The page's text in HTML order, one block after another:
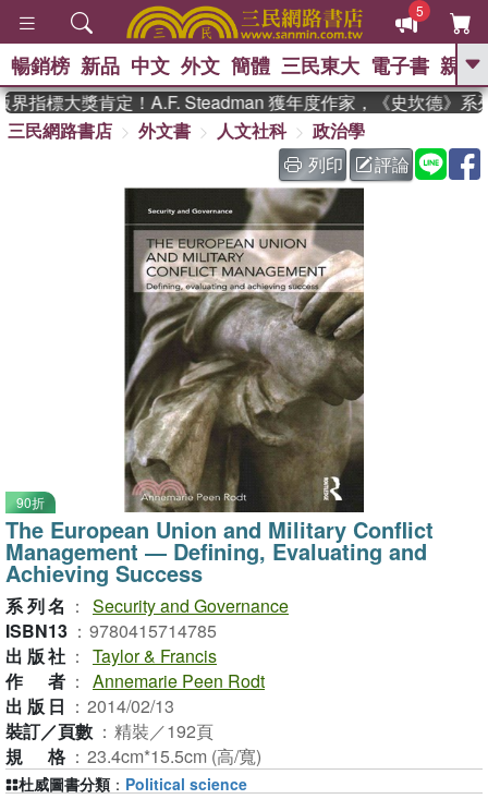
5
GO
熱搜： 東野圭吾 、 The Odyssey
、 如果歷史是一群喵 、 暑期
國際布克獎 臺灣漫遊錄 、 方
、 台灣的李登輝時代
孩：黎曼猜想 、 偉大的迷走神經
暢銷榜 新品 中文 外文 簡體 三民東大 電子書 親子
指標大獎肯定！A.F. Steadman 獲年度作家，《史坎德》系列
三民網路書店
外文書 人文社科
政治學
列印
評論
90折
The European Union and Military Conflict
Management ― Defining, Evaluating and
Achieving Success
系列名 ： Security and Governance
ISBN13 ： 9780415714785
出版社 ： Taylor & Francis
作者 ： Annemarie Peen Rodt
出版日 ： 2014/02/13
裝訂／頁數 ： 精裝／192頁
規格 ： 23.4cm*15.5cm (高/寬)
杜威圖書分類 ： Political science